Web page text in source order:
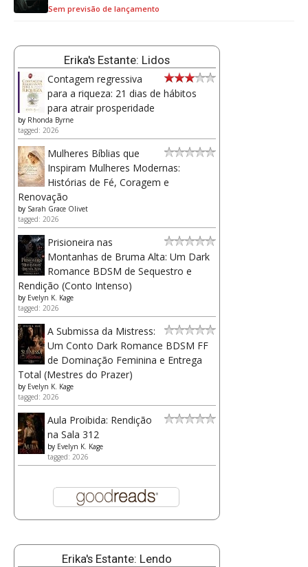
Sem previsão de lançamento
Erika's Estante: Lidos
Contagem regressiva
para a riqueza: 21 dias de hábitos
para atrair prosperidade
by Rhonda Byrne
tagged: 2026
Mulheres Bíblias que
Inspiram Mulheres Modernas:
Histórias de Fé, Coragem e
Renovação
by Sarah Grace Olivet
tagged: 2026
Prisioneira nas
Montanhas de Bruma Alta: Um Dark
Romance BDSM de Sequestro e
Rendição (Conto Intenso)
by Evelyn K. Kage
tagged: 2026
A Submissa da Mistress:
Um Conto Dark Romance BDSM FF
de Dominação Feminina e Entrega
Total (Mestres do Prazer)
by Evelyn K. Kage
tagged: 2026
Aula Proibida: Rendição
na Sala 312
by Evelyn K. Kage
tagged: 2026
Erika's Estante: Lendo